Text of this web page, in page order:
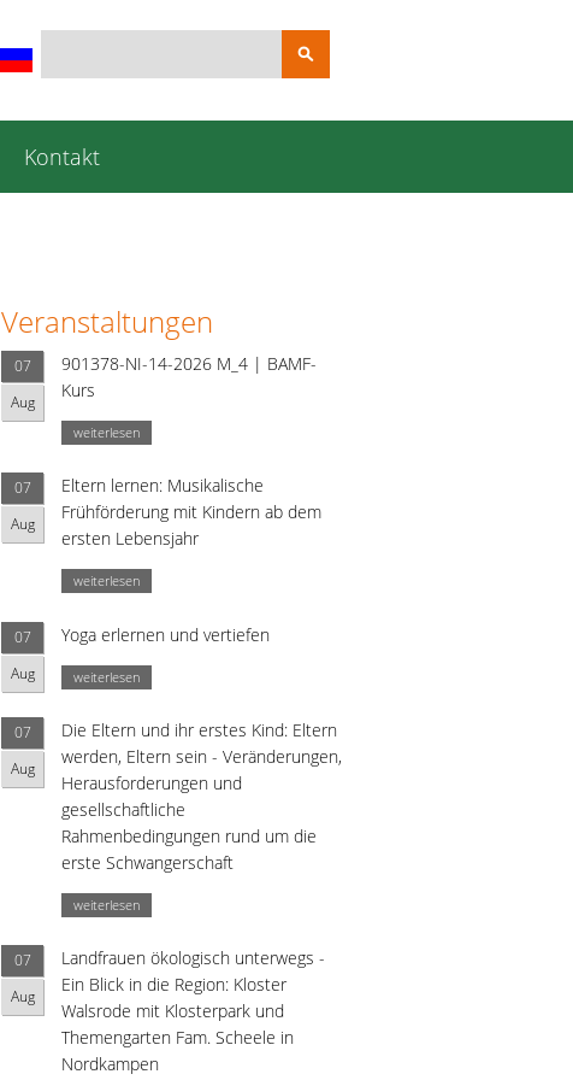
Suchbegriffe
Kontakt
Veranstaltungen
07
Aug
901378-NI-14-2026 M_4 | BAMF-
Kurs
weiterlesen
07
Aug
Eltern lernen: Musikalische
Frühförderung mit Kindern ab dem
ersten Lebensjahr
weiterlesen
07
Aug
Yoga erlernen und vertiefen
weiterlesen
07
Aug
Die Eltern und ihr erstes Kind: Eltern
werden, Eltern sein - Veränderungen,
Herausforderungen und
gesellschaftliche
Rahmenbedingungen rund um die
erste Schwangerschaft
weiterlesen
07
Aug
Landfrauen ökologisch unterwegs -
Ein Blick in die Region: Kloster
Walsrode mit Klosterpark und
Themengarten Fam. Scheele in
Nordkampen